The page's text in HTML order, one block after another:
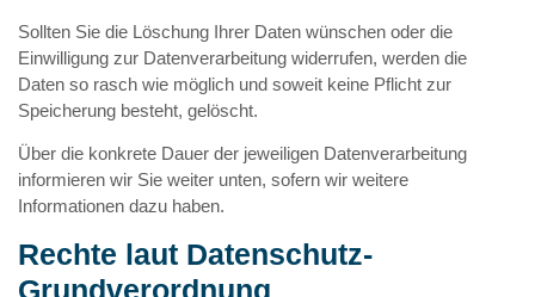
Sollten Sie die Löschung Ihrer Daten wünschen oder die
Einwilligung zur Datenverarbeitung widerrufen, werden die
Daten so rasch wie möglich und soweit keine Pflicht zur
Speicherung besteht, gelöscht.
Über die konkrete Dauer der jeweiligen Datenverarbeitung
informieren wir Sie weiter unten, sofern wir weitere
Informationen dazu haben.
Rechte laut Datenschutz-